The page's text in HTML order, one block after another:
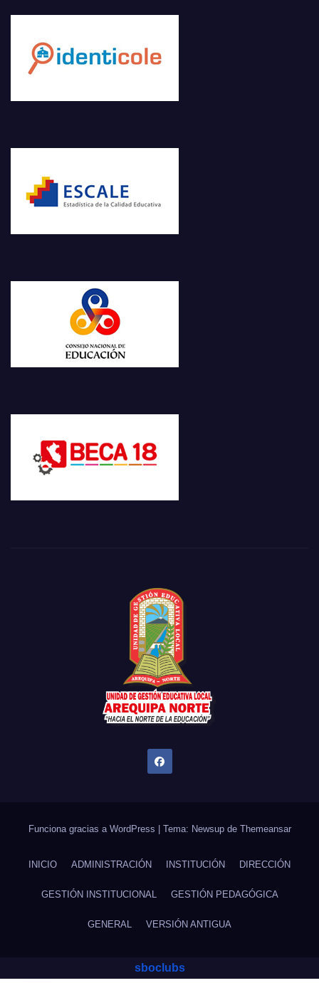
Funciona gracias a WordPress | Tema: Newsup de Themeansar
INICIO ADMINISTRACIÓN INSTITUCIÓN DIRECCIÓN
GESTIÓN INSTITUCIONAL GESTIÓN PEDAGÓGICA
GENERAL VERSIÓN ANTIGUA
sboclubs